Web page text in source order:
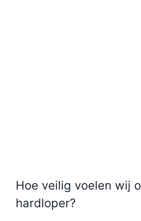
Hoe veilig voelen wij
hardloper?